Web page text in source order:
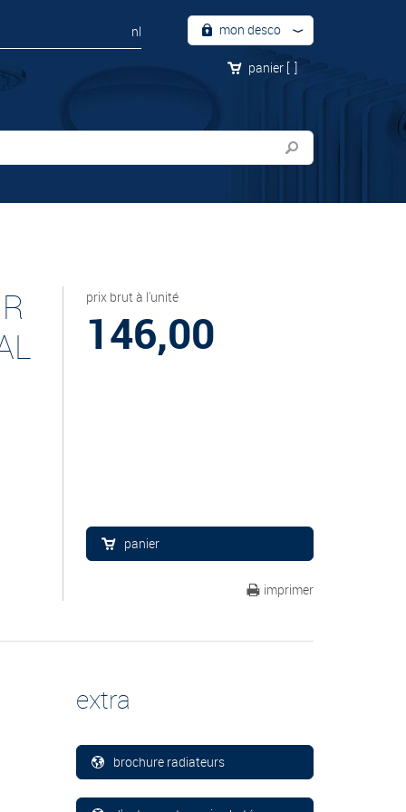
nl mon desco
panier [ ]
prix brut à l'unité
146,00
panier
imprimer
extra
brochure radiateurs